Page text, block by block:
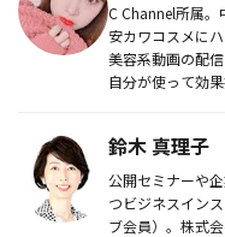
C Channel所属
安カワコスメに
美容系動画の配
自分が使って効
鈴木 真理子
公開セミナーや
つビジネスイン
ブ会員）。株式